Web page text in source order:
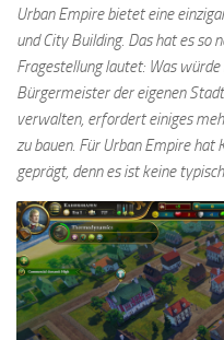
Urban Empire bietet eine
und City Building. Das hat es so
Fragestellung lautet: Was
Bürgermeister der eigenen
verwalten, erfordert einiges
zu bauen. Für Urban Empire hat
geprägt, denn es ist keine